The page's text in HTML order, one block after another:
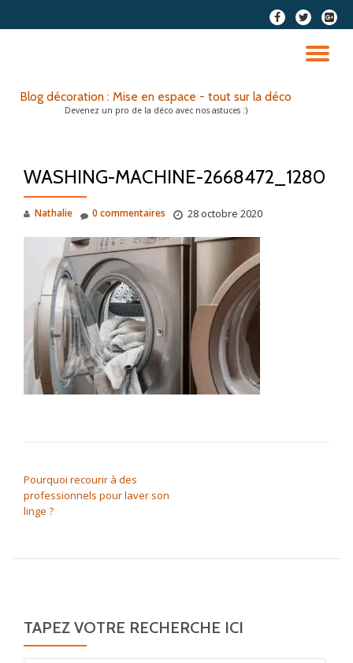
fa-
facebook
fa-
twitter
fa-
plus-
Blog décoration : Mise en espace - tout sur la déco
Devenez un pro de la déco avec nos astuces :)
WASHING-MACHINE-2668472_1280
Nathalie 28 octobre 2020
0 commentaires
Pourquoi recourir à des
professionnels pour laver son
linge ?
TAPEZ VOTRE RECHERCHE ICI